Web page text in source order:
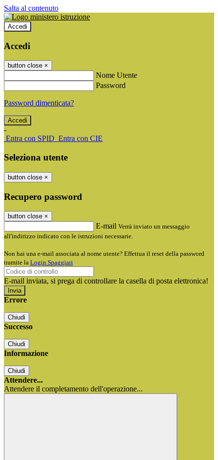
Salta al contenuto
Accedi
Accedi
button close ×
Nome Utente
Password
Password dimenticata?
-
Entra con SPID Entra con CIE
Seleziona utente
button close ×
Recupero password
button close ×
E-mail Verrà inviato un messaggio
all'indirizzo indicato con le istruzioni necessarie.
Non hai una e-mail associata al nome utente? Effettua il reset della password
tramite la Login Spaggiari
E-mail inviata, si prega di controllare la casella di posta elettronica!
Errore
Chiudi
Successo
Chiudi
Informazione
Chiudi
Attendere...
Attendere il completamento dell'operazione...